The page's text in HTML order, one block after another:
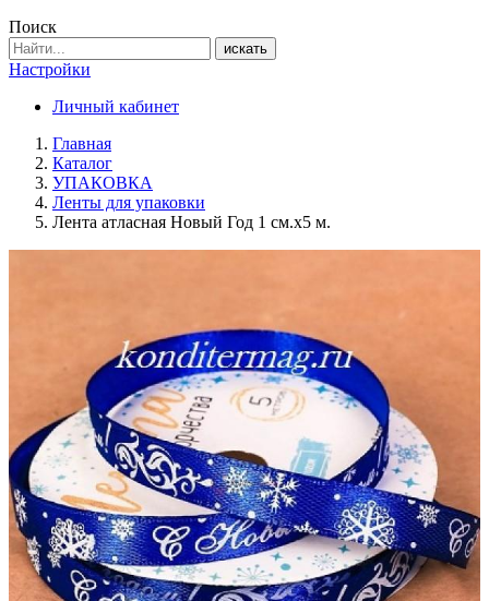
Поиск
искать
Настройки
Личный кабинет
Главная
Каталог
УПАКОВКА
Ленты для упаковки
Лента атласная Новый Год 1 см.х5 м.